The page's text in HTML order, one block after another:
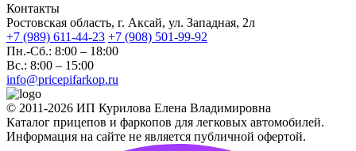
Контакты
Ростовская область, г. Аксай, ул. Западная, 2л
+7 (989) 611-44-23 +7 (908) 501-99-92
Пн.-Сб.: 8:00 – 18:00
Вс.: 8:00 – 15:00
info@pricepifarkop.ru
© 2011-2026 ИП Курилова Елена Владимировна
Каталог прицепов и фаркопов для легковых автомобилей.
Информация на сайте не является публичной офертой.